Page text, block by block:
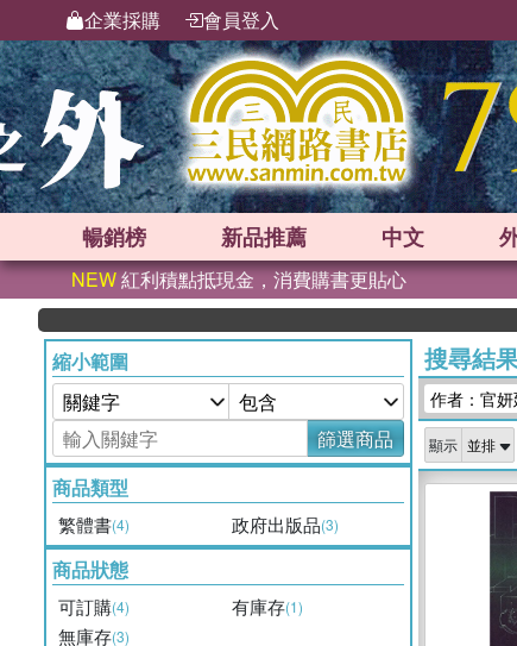
企業採購 會員登入
暢銷榜 新品推薦 中文
NEW紅利積點抵現金，消費購書更貼心
縮小範圍
篩選商品
商品類型
繁體書(4) 政府出版品(3)
商品狀態
可訂購(4) 有庫存(1)
無庫存(3)
搜尋結
作者：官妍
顯示